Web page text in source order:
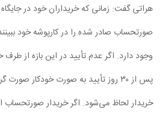
هراتی گفت: زمانی که خریداران خود در
وجود دارد. اگر عدم تأیید در این بازه از طرف
پس از ۳۰ روز تأیید به صورت خودکار
خریدار لحاظ می‌شود. اگر خریدار صورتحساب